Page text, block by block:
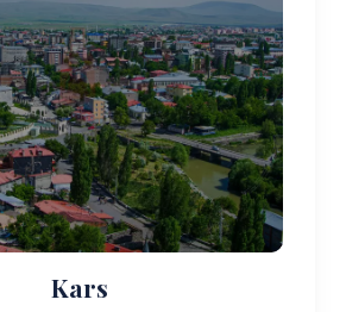
Kars